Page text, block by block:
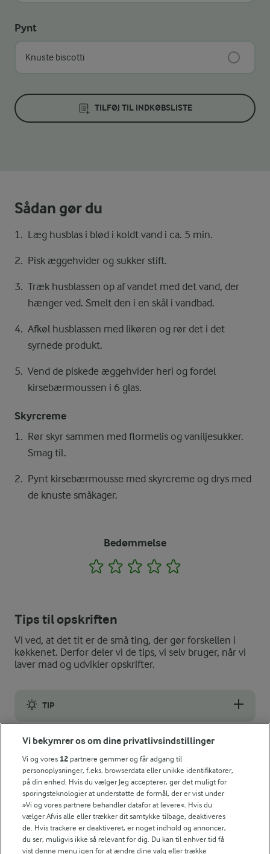
Pynt
Knuste biscotti
TILFØJ TIL INDKØBSLISTE
Sådan gør du
Læg husblas i blød i koldt vand i ca. 5 min.
Pisk æggehvider og sukker stift.
Træk husblassen op af vandet med det vand, der
hænger ved. Smelt den i en skål i vandbad.
Afkøl husblassen med likøren og rør det i det
syrnede produkt.
Vend de piskede æggehvider heri og fordel
kirsebærmoussen i 6 glas.
Skyrcreme
Rør skyr sammen med flormelis og vaniljesukker.
Smag til.
Pynt kirsebærmousse med skyrcreme og drys med
de knuste småkager.
Bedømmelse
1 2 3 4
Tips til opskriften
Vi ved, at det tit er de små ting, der gør forskellen i
køkkenet. Derfor deler vi de tips, vi selv bruger, når vi
laver mad og udvikler opskrifter.
TIP
NÆRINGSINDHOLD, PR 100 G
Energiindhold:
404 kJ / 96 kcal
Energifordeling
Nem dessert med hindbær, A38 og piskefløde.
Vi bekymrer os om dine privatlivsindstillinger
Vi og vores 12 partnere gemmer og får adgang til
personoplysninger, f.eks. browserdata eller unikke identifikatorer,
på din enhed. Hvis du vælger Jeg accepterer, gør det muligt for
sporingsteknologier at understøtte de formål, der er vist under
»Vi og vores partnere behandler datafor at levere«. Hvis du
vælger Afvis alle eller trækker dit samtykke tilbage, deaktiveres
de. Hvis trackere er deaktiveret, er noget indhold og annoncer,
du ser, muligvis ikke så relevant for dig. Du kan til enhver tid få
vist denne menu igen for at ændre dine valg eller trække